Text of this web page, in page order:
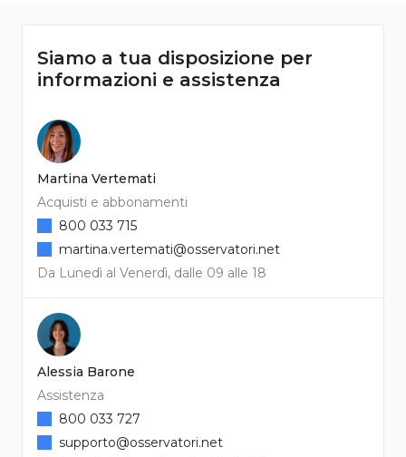
Siamo a tua disposizione per
informazioni e assistenza
Martina Vertemati
Acquisti e abbonamenti
Da Lunedì al Venerdì, dalle 09 alle 18
800 033 715
martina.vertemati@osservatori.net
Alessia Barone
Assistenza
800 033 727
supporto@osservatori.net